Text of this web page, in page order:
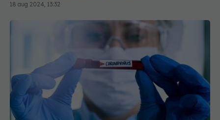
18 aug 2024, 13:32